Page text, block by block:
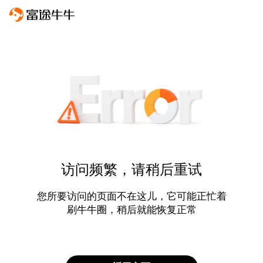
访问频繁，请稍后重试
您所要访问的页面不在这儿，它可能正忙着
刷牛牛圈，稍后就能恢复正常